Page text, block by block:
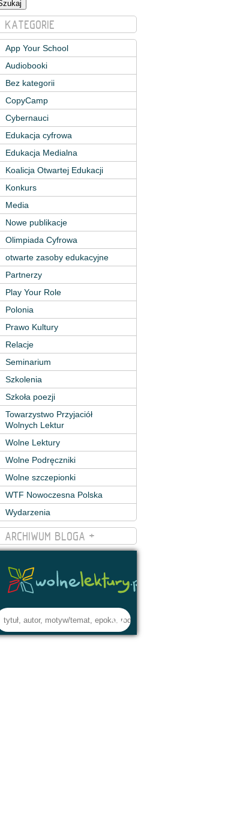
KATEGORIE
App Your School
Audiobooki
Bez kategorii
CopyCamp
Cybernauci
Edukacja cyfrowa
Edukacja Medialna
Koalicja Otwartej Edukacji
Konkurs
Media
Nowe publikacje
Olimpiada Cyfrowa
otwarte zasoby edukacyjne
Partnerzy
Play Your Role
Polonia
Prawo Kultury
Relacje
Seminarium
Szkolenia
Szkoła poezji
Towarzystwo Przyjaciół
Wolnych Lektur
Wolne Lektury
Wolne Podręczniki
Wolne szczepionki
WTF Nowoczesna Polska
Wydarzenia
ARCHIWUM BLOGA +